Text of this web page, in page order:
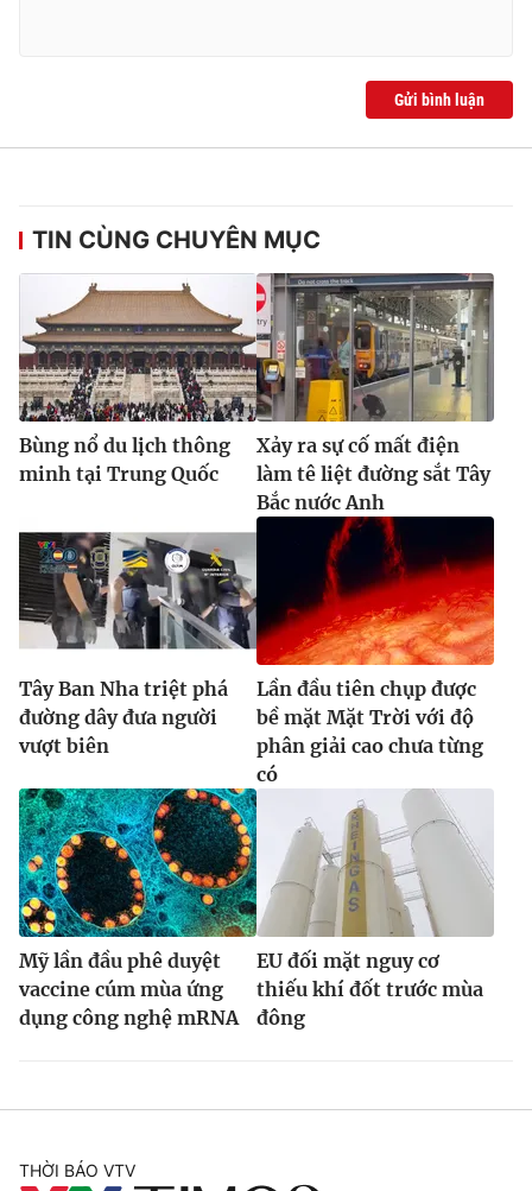
Gửi bình luận
TIN CÙNG CHUYÊN MỤC
Bùng nổ du lịch thông
minh tại Trung Quốc
Xảy ra sự cố mất điện
làm tê liệt đường sắt Tây
Bắc nước Anh
Tây Ban Nha triệt phá
đường dây đưa người
vượt biên
Lần đầu tiên chụp được
bề mặt Mặt Trời với độ
phân giải cao chưa từng
có
Mỹ lần đầu phê duyệt
vaccine cúm mùa ứng
dụng công nghệ mRNA
EU đối mặt nguy cơ
thiếu khí đốt trước mùa
đông
THỜI BÁO VTV